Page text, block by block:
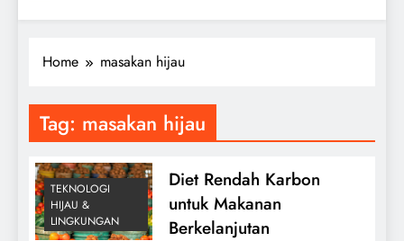
Home masakan hijau
Tag: masakan hijau
TEKNOLOGI
HIJAU &
LINGKUNGAN
Diet Rendah Karbon
untuk Makanan
Berkelanjutan